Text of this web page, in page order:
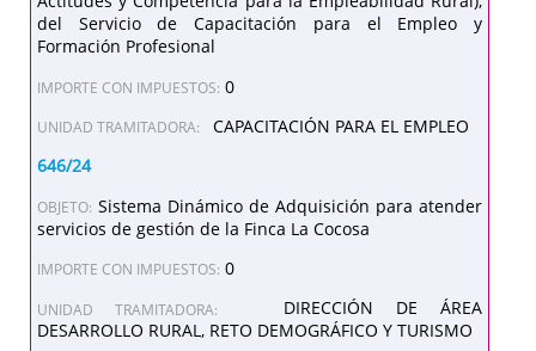
del Servicio de Capacitación para el Empleo y
Formación Profesional
IMPORTE CON IMPUESTOS: 0
UNIDAD TRAMITADORA:
CAPACITACIÓN PARA EL EMPLEO
646/24
OBJETO: Sistema Dinámico de Adquisición para atender
servicios de gestión de la Finca La Cocosa
IMPORTE CON IMPUESTOS: 0
UNIDAD TRAMITADORA:
DIRECCIÓN DE ÁREA
DESARROLLO RURAL, RETO DEMOGRÁFICO Y TURISMO